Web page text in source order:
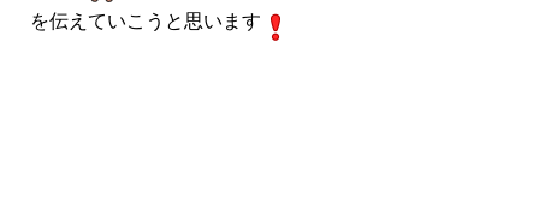
を伝えていこうと思います